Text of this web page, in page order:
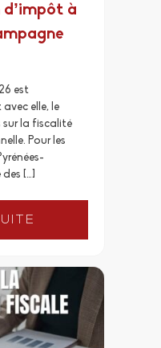
à
est
elle, le
la fiscalité
Pour les
[…]